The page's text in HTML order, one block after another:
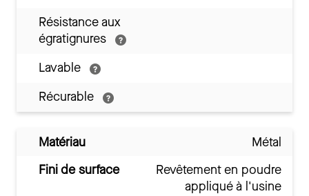
Résistance aux
égratignures
Lavable
Récurable
Matériau
Métal
Fini de surface
Revêtement en poudre
appliqué à l'usine